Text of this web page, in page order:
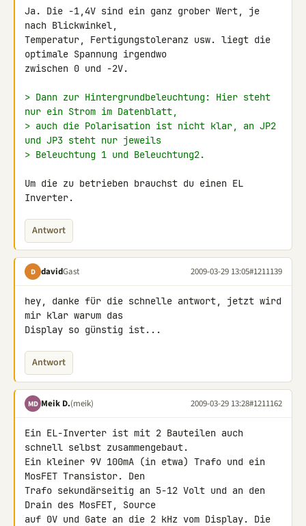
Ja. Die -1,4V sind ein ganz grober Wert, je
nach Blickwinkel,
Temperatur, Fertigungstoleranz usw. liegt die
optimale Spannung irgendwo
zwischen 0 und -2V.
> Dann zur Hintergrundbeleuchtung: Hier steht
nur ein Strom im Datenblatt,
> auch die Polarisation ist nicht klar, an JP2
und JP3 steht nur jeweils
> Beleuchtung 1 und Beleuchtung2.
Um die zu betrieben brauchst du einen EL
Inverter.
Antwort
D davidGast 2009-03-29 13:05#1211139
hey, danke für die schnelle antwort, jetzt wird
mir klar warum das
Display so günstig ist...
Antwort
MD Meik D.(meik) 2009-03-29 13:28#1211162
Ein EL-Inverter ist mit 2 Bauteilen auch
schnell selbst zusammengebaut.
Ein kleiner 9V 100mA (in etwa) Trafo und ein
MosFET Transistor. Den
Trafo sekundärseitig an 5-12 Volt und an den
Drain des MosFET, Source
auf 0V und Gate an die 2 kHz vom Display. Die